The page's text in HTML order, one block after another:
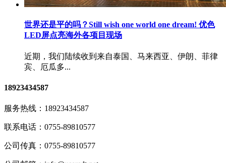
世界还是平的吗？Still wish one world one dream! 优色
LED屏点亮海外各项目现场
近期，我们陆续收到来自泰国、马来西亚、伊朗、菲律
宾、厄瓜多...
18923434587
服务热线： 18923434587
联系电话： 0755-89810577
公司传真： 0755-89810577